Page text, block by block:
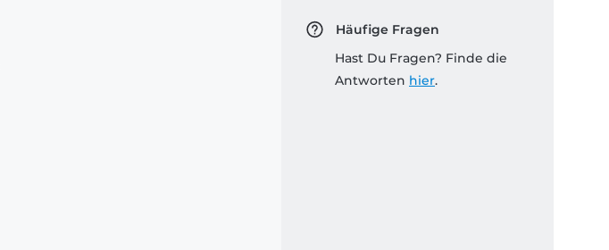
Häufige Fragen
Hast Du Fragen? Finde die
Antworten hier.